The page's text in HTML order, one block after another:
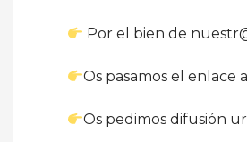
Por el bien de
Os pasamos el enlace
Os pedimos difusión